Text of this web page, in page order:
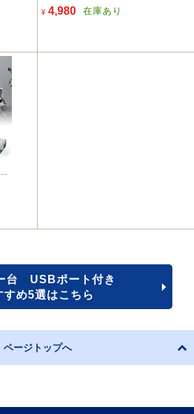
¥ 4,980 在庫あり
台 USBポート付き
すめ5選はこちら
ページトップへ